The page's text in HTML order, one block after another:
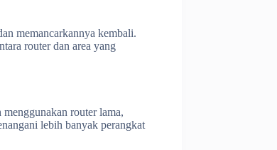
memancarkannya kembali.
router dan area yang
router lama,
lebih banyak perangkat